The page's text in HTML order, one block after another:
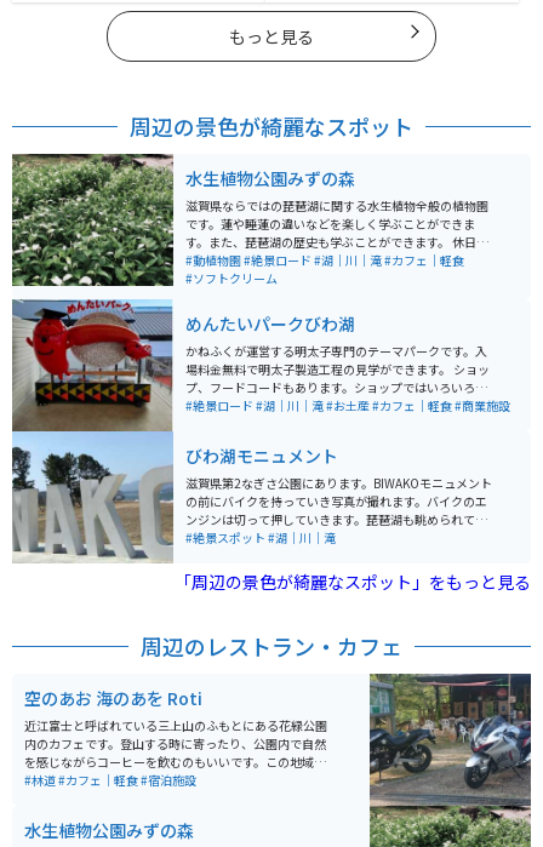
もっと見る
周辺の景色が綺麗なスポット
水生植物公園みずの森
滋賀県ならではの琵琶湖に関する水生植物全般の植物園
です。蓮や睡蓮の違いなどを楽しく学ぶことができま
す。また、琵琶湖の歴史も学ぶことができます。 休日に
は市民による演奏会なども開催されており、恋人の聖地
にも認定されています。ゆるいお散歩デートにも最適な
#動植物園#絶景ロード #湖｜川｜滝#カフェ｜軽食
#ソフトクリーム
めんたいパークびわ湖
かねふくが運営する明太子専門のテーマパークです。入
場料金無料で明太子製造工程の見学ができます。 ショッ
プ、フードコードもあります。ショップではいろいろな
種類の明太子や明太子の加工品を購入することができま
#絶景ロード #湖｜川｜滝#お土産#カフェ｜軽食#商業施設
びわ湖モニュメント
滋賀県第2なぎさ公園にあります。BIWAKOモニュメント
の前にバイクを持っていき写真が撮れます。バイクのエ
ンジンは切って押していきます。琵琶湖も眺められて一
緒に写真も撮れるのでおすすめです。琵琶湖が近いので
#絶景スポット #湖｜川｜滝
「周辺の景色が綺麗なスポット」をもっと見る
周辺のレストラン・カフェ
空のあお 海のあを Roti
近江富士と呼ばれている三上山のふもとにある花緑公園
内のカフェです。登山する時に寄ったり、公園内で自然
を感じながらコーヒーを飲むのもいいです。この地域一
帯に自然があふれてるため、ツーリングには最適です。
#林道#カフェ｜軽食#宿泊施設
水生植物公園みずの森